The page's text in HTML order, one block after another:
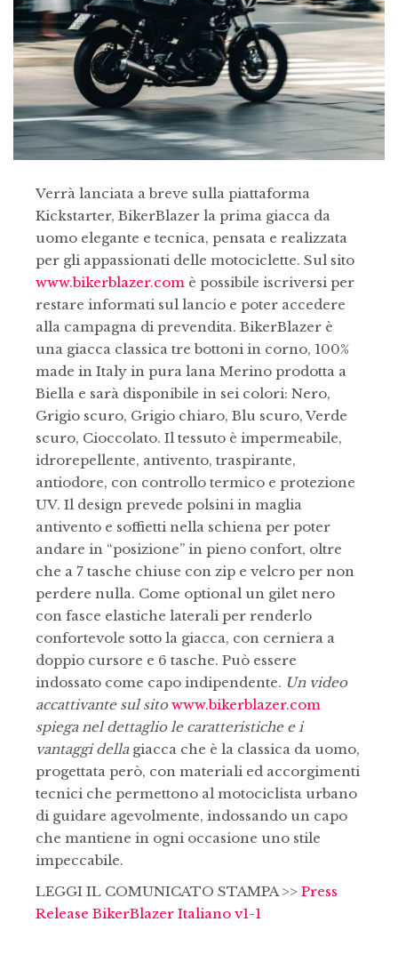
Verrà lanciata a breve sulla piattaforma
Kickstarter, BikerBlazer la prima giacca da
uomo elegante e tecnica, pensata e realizzata
per gli appassionati delle motociclette. Sul sito
www.bikerblazer.com è possibile iscriversi per
restare informati sul lancio e poter accedere
alla campagna di prevendita. BikerBlazer è
una giacca classica tre bottoni in corno, 100%
made in Italy in pura lana Merino prodotta a
Biella e sarà disponibile in sei colori: Nero,
Grigio scuro, Grigio chiaro, Blu scuro, Verde
scuro, Cioccolato. Il tessuto è impermeabile,
idrorepellente, antivento, traspirante,
antiodore, con controllo termico e protezione
UV. Il design prevede polsini in maglia
antivento e soffietti nella schiena per poter
andare in “posizione” in pieno confort, oltre
che a 7 tasche chiuse con zip e velcro per non
perdere nulla. Come optional un gilet nero
con fasce elastiche laterali per renderlo
confortevole sotto la giacca, con cerniera a
doppio cursore e 6 tasche. Può essere
indossato come capo indipendente. Un video
accattivante sul sitowww.bikerblazer.com
spiega nel dettaglio le caratteristiche e i
vantaggi della giacca che è la classica da uomo,
progettata però, con materiali ed accorgimenti
tecnici che permettono al motociclista urbano
di guidare agevolmente, indossando un capo
che mantiene in ogni occasione uno stile
impeccabile.
LEGGI IL COMUNICATO STAMPA >> Press
Release BikerBlazer Italiano v1-1